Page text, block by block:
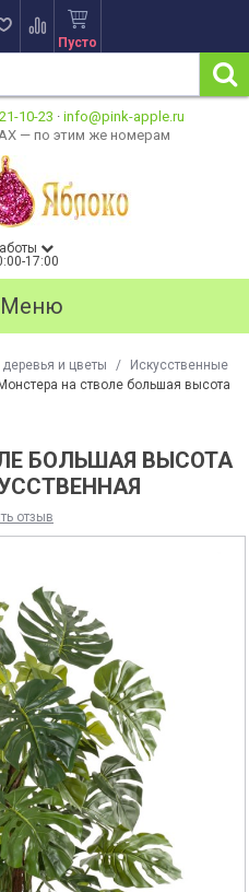
Пусто
10-23 · info@pink-apple.ru
— по этим же номерам
17:00
Меню
и цветы /
Искусственные
Монстера на стволе большая высота
БОЛЬШАЯ ВЫСОТА
отзыв